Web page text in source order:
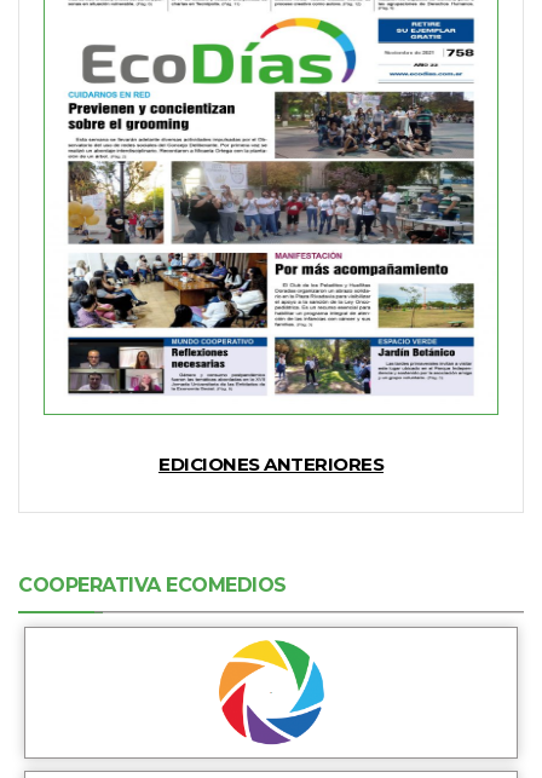
EDICIONES ANTERIORES
COOPERATIVA ECOMEDIOS